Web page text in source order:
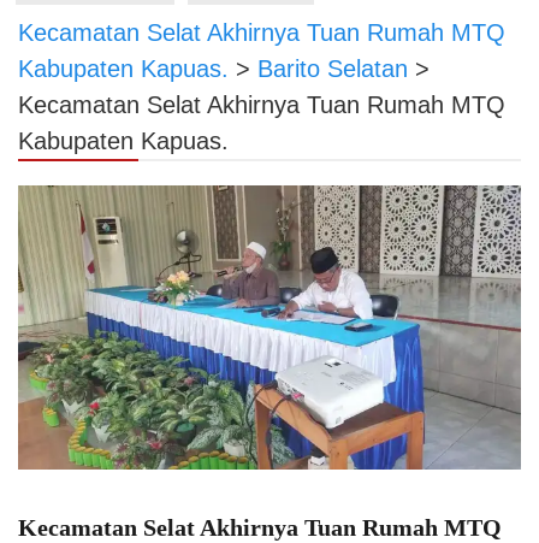
Kecamatan Selat Akhirnya Tuan Rumah MTQ
Kabupaten Kapuas. > Barito Selatan >
Kecamatan Selat Akhirnya Tuan Rumah MTQ
Kabupaten Kapuas.
Kecamatan Selat Akhirnya Tuan Rumah MTQ